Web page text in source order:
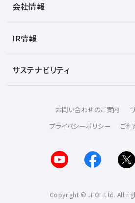
会社情報
IR情報
サステナビリティ
お問い合わせのご案内
プライバシーポリシー
ご利
Copyright © JEOL Ltd. All